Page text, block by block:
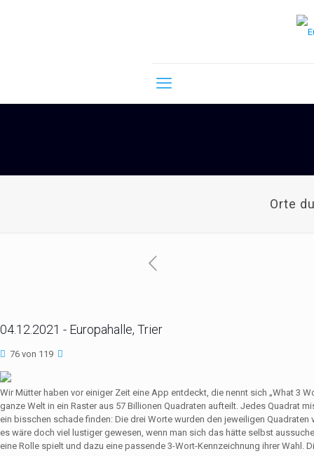
Orte
04.12.2021 - Europahalle, Trier
76 von 119
Wir Mütter haben vor einiger Zeit eine App entdeckt, die nennt sich „What 3
ganze Welt in ein Raster aus 57 Billionen Quadraten aufteilt. Jedes Quadrat
ein bisschen schade finden: Die drei Worte wurden den jeweiligen
es wäre doch viel lustiger gewesen, wenn man sich das hätte selbst
eine Rolle spielt und dazu eine passende 3-Wort-Kennzeichnung ihrer Wahl.